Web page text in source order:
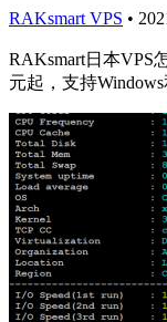
RAKsmart VPS •
RAKsmart日本VPS
元起，支持